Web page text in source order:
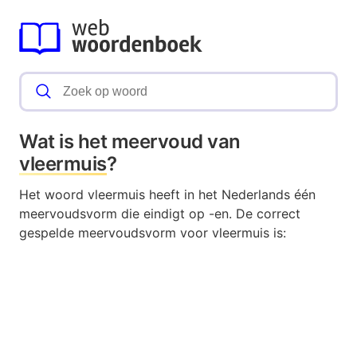
Wat is het meervoud van
vleermuis?
Het woord vleermuis heeft in het Nederlands één
meervoudsvorm die eindigt op -en. De correct
gespelde meervoudsvorm voor vleermuis is: